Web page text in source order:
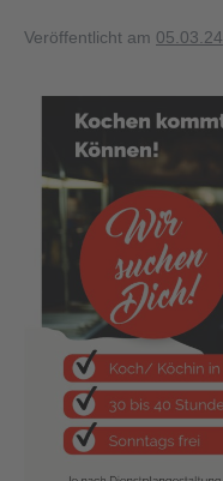
Veröffentlicht am 05.03.24